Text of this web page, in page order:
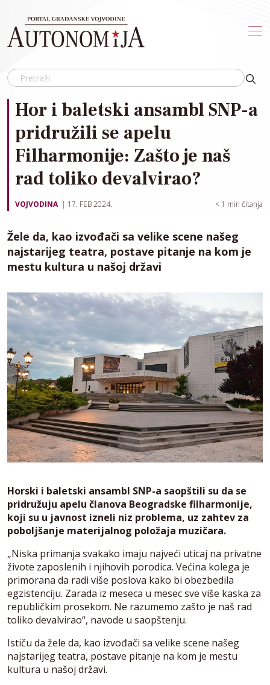
Hor i baletski ansambl SNP-a
pridružili se apelu
Filharmonije: Zašto je naš
rad toliko devalvirao?
VOJVODINA 17. FEB 2024. < 1 min čitanja
Žele da, kao izvođači sa velike scene našeg
najstarijeg teatra, postave pitanje na kom je
mestu kultura u našoj državi
Horski i baletski ansambl SNP-a saopštili su da se
pridružuju apelu članova Beogradske filharmonije,
koji su u javnost izneli niz problema, uz zahtev za
poboljšanje materijalnog položaja muzičara.
„Niska primanja svakako imaju najveći uticaj na privatne
živote zaposlenih i njihovih porodica. Većina kolega je
primorana da radi više poslova kako bi obezbedila
egzistenciju. Zarada iz meseca u mesec sve više kaska za
republičkim prosekom. Ne razumemo zašto je naš rad
toliko devalvirao“, navode u saopštenju.
Ističu da žele da, kao izvođači sa velike scene našeg
najstarijeg teatra, postave pitanje na kom je mestu
kultura u našoj državi.